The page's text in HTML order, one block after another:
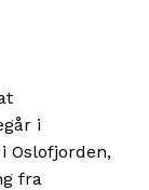
i
Oslofjorden,
fra